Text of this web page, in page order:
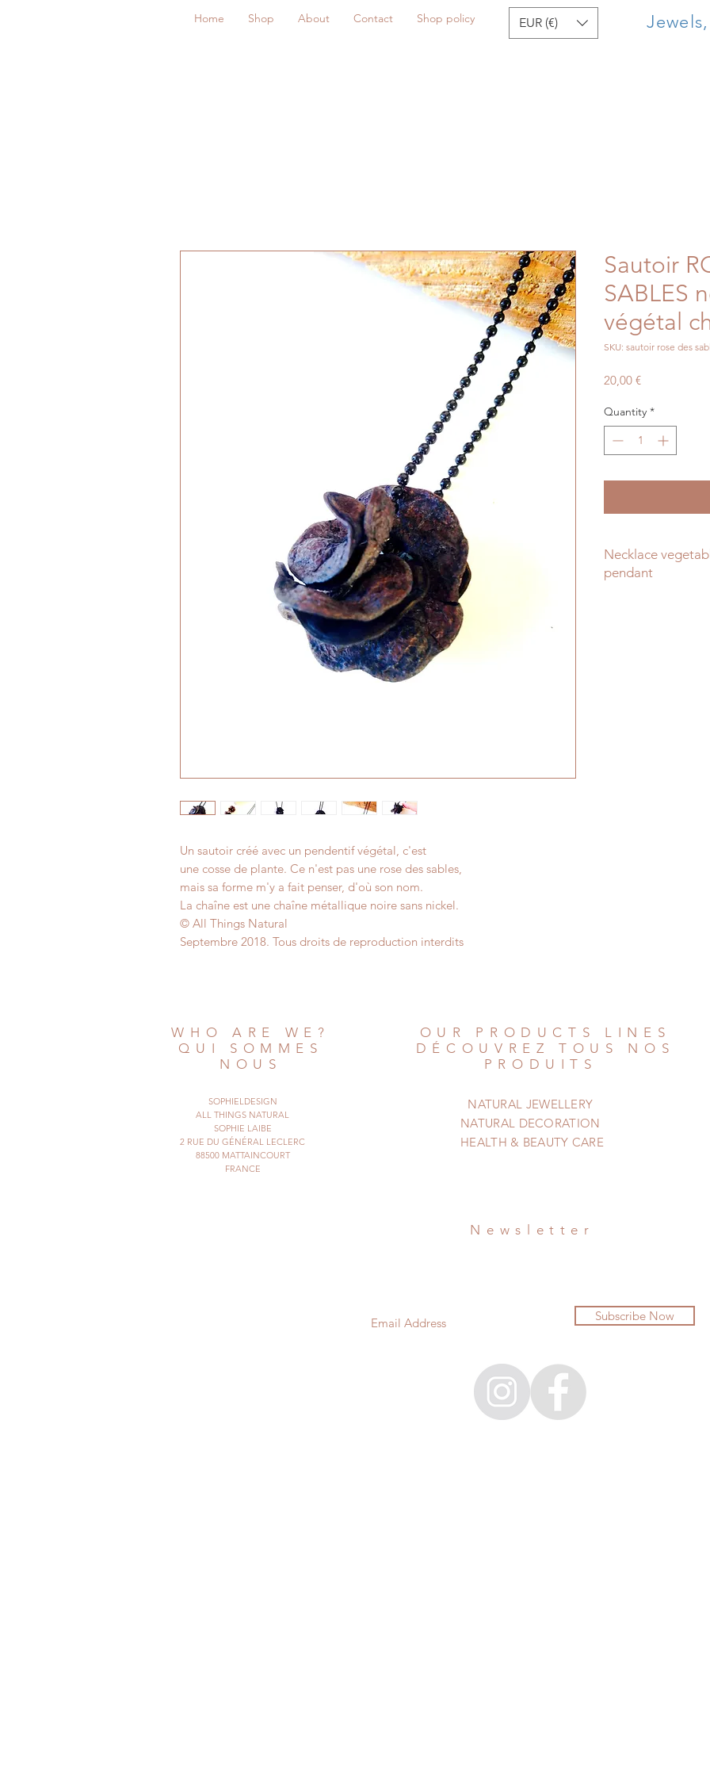
Home Shop About Contact Shop policy EUR (€)
Un sautoir créé avec un pendentif végétal, c'est
une cosse de plante. Ce n'est pas une rose des sables,
mais sa forme m'y a fait penser, d'où son nom.
La chaîne est une chaîne métallique noire sans nickel.
© All Things Natural
Septembre 2018. Tous droits de reproduction interdits
Sautoir
SABLES
végétal
SKU: sautoir rose des
20,00 €Price
Quantity *
Necklace
pendant
WHO ARE WE?
QUI SOMMES
NOUS
SOPHIELDESIGN
ALL THINGS NATURAL
SOPHIE LAIBE
2 RUE DU GÉNÉRAL LECLERC
88500 MATTAINCOURT
FRANCE
OUR PRODUCTS LINES
DÉCOUVREZ TOUS NOS
PRODUITS
NATURAL JEWELLERY
NATURAL DECORATION
HEALTH & BEAUTY CARE
Newsletter
Subscribe Now